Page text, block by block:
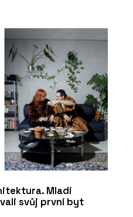
Mladí
svůj první byt